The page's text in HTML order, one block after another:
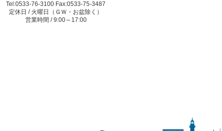
Tel:0533-76-3100 Fax:0533-75-3487
定休日 / 火曜日（ＧＷ・お盆除く）
営業時間 / 9:00～17:00